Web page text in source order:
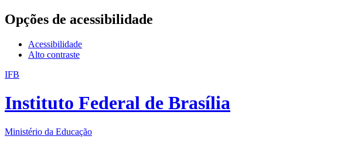
Opções de acessibilidade
Acessibilidade
Alto contraste
IFB
Instituto Federal de Brasília
Ministério da Educação